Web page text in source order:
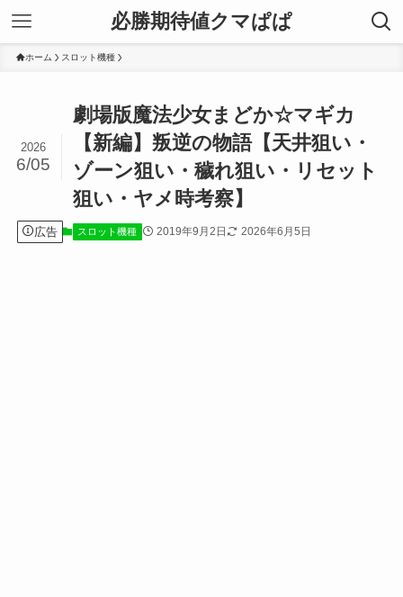
必勝期待値クマぱぱ
ホーム スロット機種
劇場版魔法少女まどか☆マギカ
【新編】叛逆の物語【天井狙い・
ゾーン狙い・穢れ狙い・リセット
狙い・ヤメ時考察】
2026
6/05
広告 スロット機種 2019年9月2日 2026年6月5日